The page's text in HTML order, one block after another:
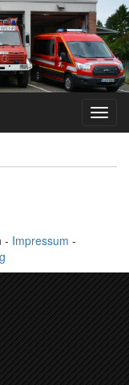
- Impressum -